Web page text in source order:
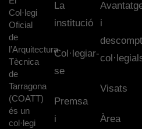
Col·legi
Oficial
de
l’Arquitectura
Tècnica
de
Tarragona
(COATT)
és un
col·legi
La
institució
Col·legiar-
se
Premsa
i
i
Visats
Àrea